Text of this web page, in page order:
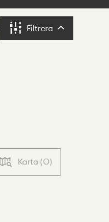
Filtrera Filtrera
Karta (0)